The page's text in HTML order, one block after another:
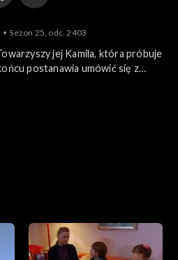
Sezon 25, odc. 2403
jej Kamila, która próbuje
postanawia umówić się z
cała prawdę o jego spotkaniu w
w domu ma działanie
teraz to odkrył.